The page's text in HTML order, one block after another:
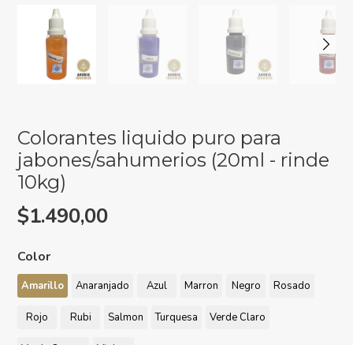
Colorantes liquido puro para
jabones/sahumerios (20ml - rinde
10kg)
$1.490,00
Color
Amarillo Anaranjado Azul Marron Negro Rosado
Rojo Rubi Salmon Turquesa Verde Claro